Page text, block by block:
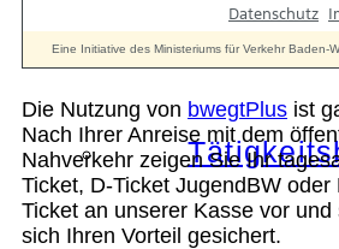
Die Nutzung von bwegtPlus ist
Nach Ihrer Anreise mit dem
Nahverkehr zeigen Sie Ihr
Ticket, D-Ticket JugendBW oder
Ticket an unserer Kasse vor
sich Ihren Vorteil gesichert.